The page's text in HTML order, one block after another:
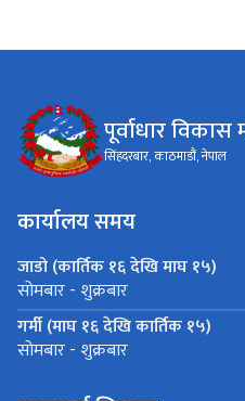
पूर्वाधार विकास
सिंहदरबार, काठमाडौं, नेपाल
कार्यालय समय
जाडो (कार्तिक १६ देखि माघ १५)
सोमबार - शुक्रबार
गर्मी (माघ १६ देखि कार्तिक १५)
सोमबार - शुक्रबार